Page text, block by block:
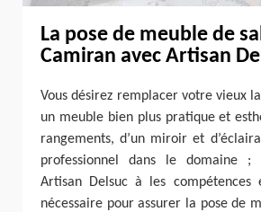
La pose de meuble de
Camiran avec Artisan
Vous désirez remplacer votre vieux
un meuble bien plus pratique et
rangements, d’un miroir et
professionnel dans le domaine ;
Artisan Delsuc à les
nécessaire pour assurer la pose de